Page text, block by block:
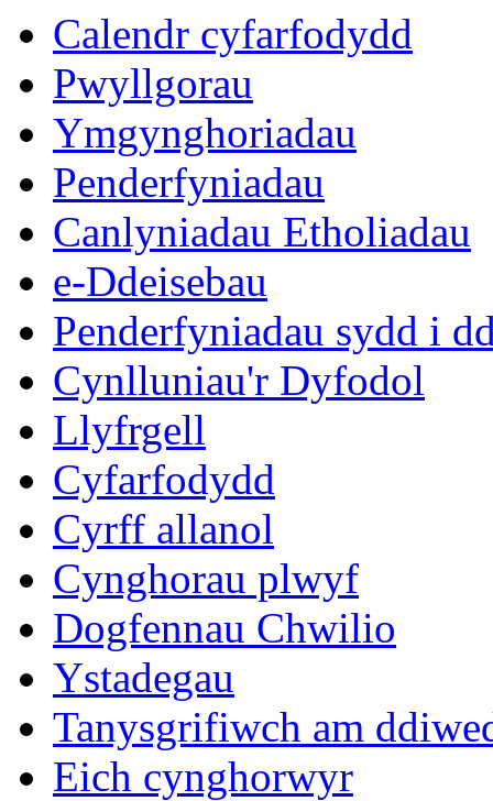
Calendr cyfarfodydd
Pwyllgorau
Ymgynghoriadau
Penderfyniadau
Canlyniadau Etholiadau
e-Ddeisebau
Penderfyniadau sydd i
Cynlluniau'r Dyfodol
Llyfrgell
Cyfarfodydd
Cyrff allanol
Cynghorau plwyf
Dogfennau Chwilio
Ystadegau
Tanysgrifiwch am
Eich cynghorwyr